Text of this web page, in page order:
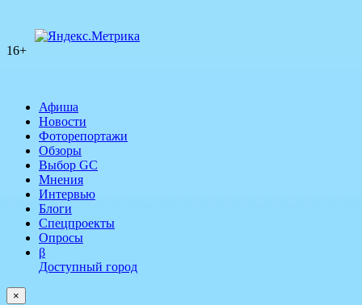
16+
Афиша
Новости
Фоторепортажи
Обзоры
Выбор GC
Мнения
Интервью
Блоги
Спецпроекты
Опросы
β
Доступный город
×